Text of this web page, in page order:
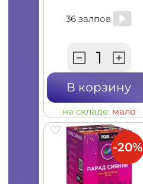
36 залпов
В корзину
на складе: мало
-20%